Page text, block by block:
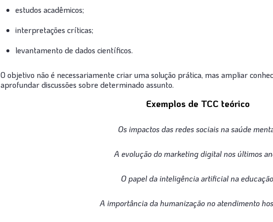
estudos acadêmicos;
interpretações críticas;
levantamento de dados científicos.
O objetivo não é necessariamente criar uma solução prática, mas ampliar
aprofundar discussões sobre determinado assunto.
Exemplos de TCC teórico
Os impactos das redes sociais na saúde
A evolução do marketing digital nos últimos
O papel da inteligência artificial na
A importância da humanização no atendimento